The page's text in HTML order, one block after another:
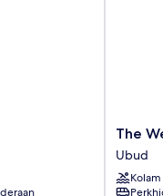
The
Westin
Resort
&
The
Ubud